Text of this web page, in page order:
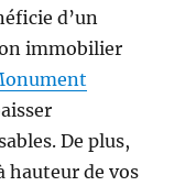
d’un
immobilier
De plus,
hauteur de vos